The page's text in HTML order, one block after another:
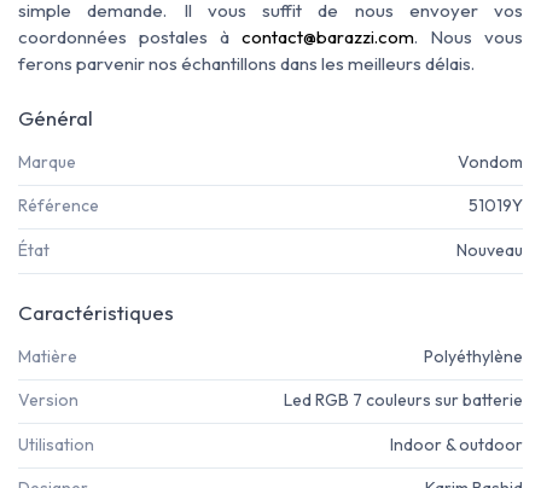
simple demande. Il vous suffit de nous envoyer vos
coordonnées postales à contact@barazzi.com. Nous vous
ferons parvenir nos échantillons dans les meilleurs délais.
Général
Marque Vondom
Référence 51019Y
État Nouveau
Caractéristiques
Matière Polyéthylène
Version Led RGB 7 couleurs sur batterie
Utilisation Indoor & outdoor